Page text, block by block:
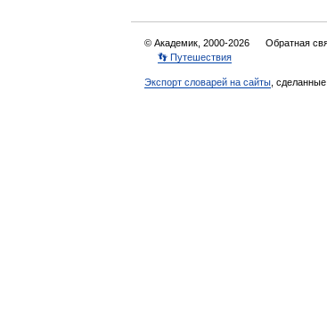
© Академик, 2000-2026 Обратная
👣 Путешествия
Экспорт словарей на сайты ,